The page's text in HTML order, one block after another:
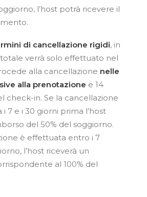
l’host potrà ricevere il
di cancellazione rigidi, in
verrà solo effettuato nel
alla cancellazione nelle
alla prenotazione e 14
check-in. Se la cancellazione
7 e i 30 giorni prima l’host
del 50% del soggiorno.
è effettuata entro i 7
l’host riceverà un
al 100% del